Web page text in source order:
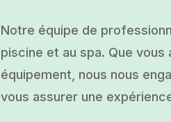
Notre équipe de
piscine et au spa. Que vous
équipement, nous nous
vous assurer une